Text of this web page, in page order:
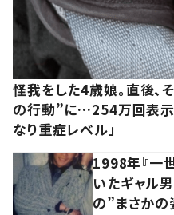
怪我をした4歳娘。直後
の行動”に…254万回表示
なり重症レベル」
1998年『一
いたギャル
の”まさかの